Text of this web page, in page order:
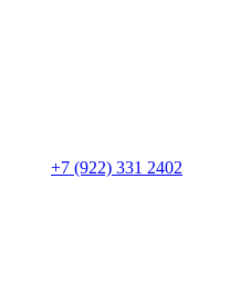
+7 (922) 331 2402